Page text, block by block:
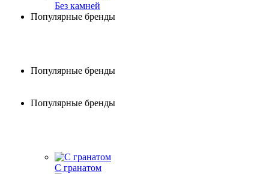
Без камней
Популярные бренды
Популярные бренды
Популярные бренды
С гранатом